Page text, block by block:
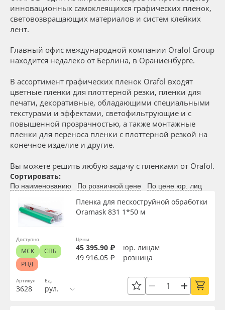
Сервис
Инструкции
Компания
Контакты
Блог
Поставщикам
8 800 550 7888
Москва
Клей, скотчи и крепёж
Мобильные конструкции и POS-материалы
Профильные системы
Сублимация и термотрансфер
Светотехника
Инженерные пластики
Упаковочные материалы
Оборудование и инструмент
Новинки ассортимента
Oracal 641
Orajet 3640
Плёнка монтажная Oratape
Толщина, мкм
Клей
Цвет клея
Текстура
Производитель
Торговая марка
инновационных самоклеящихся графических пленок,
световозвращающих материалов и систем клейких
лент.
Главный офис международной компании Orafol Group
находится недалеко от Берлина, в Ораниенбурге.
В ассортимент графических пленок Orafol входят
цветные пленки для плоттерной резки, пленки для
печати, декоративные, обладающими специальными
текстурами и эффектами, светофильтрующие и с
повышенной прозрачностью, а также монтажные
пленки для переноса пленки с плоттерной резкой на
конечное изделие и другие.
Вы можете решить любую задачу с пленками от Orafol.
Сортировать:
По наименованию По розничной цене По цене юр. лиц
Артикул
3628
Пленка для пескоструйной обработки
Oramask 831 1*50 м
Ед.
рул.
Цены
45 395.90 ₽
юр. лицам
49 916.05 ₽
розница
Доступно
МСК
СПБ
РНД